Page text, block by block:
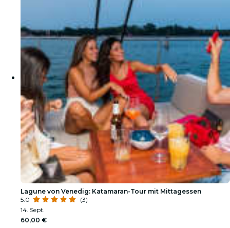
Lagune von Venedig: Katamaran-Tour mit Mittagessen
5.0
(3)
14. Sept.
60,00 €